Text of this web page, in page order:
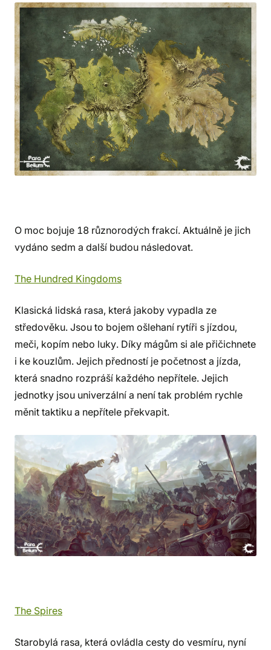
O moc bojuje 18 různorodých frakcí. Aktuálně je jich
vydáno sedm a další budou následovat.
The Hundred Kingdoms
Klasická lidská rasa, která jakoby vypadla ze
středověku. Jsou to bojem ošlehaní rytíři s jízdou,
meči, kopím nebo luky. Díky mágům si ale přičichnete
i ke kouzlům. Jejich předností je početnost a jízda,
která snadno rozpráší každého nepřítele. Jejich
jednotky jsou univerzální a není tak problém rychle
měnit taktiku a nepřítele překvapit.
The Spires
Starobylá rasa, která ovládla cesty do vesmíru, nyní